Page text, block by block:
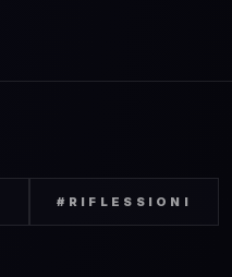
# RIFLESSIONI